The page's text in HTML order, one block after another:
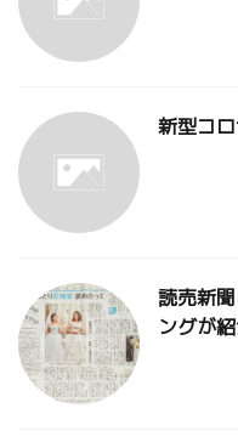
新型コ
読売新
ングが